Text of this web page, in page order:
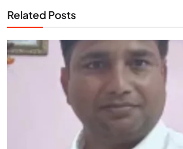
Related Posts